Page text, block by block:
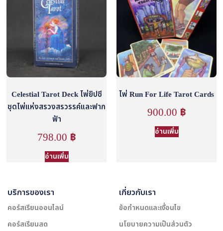
Celestial Tarot Deck ไพ่ยิปซี
ชุดไพ่แห่งสรวงสรวรรค์และฟาก
ฟ้า
798.00 ฿
อ่านเพิ่ม
ไพ่ Run For Life Tarot Cards
900.00 ฿
อ่านเพิ่ม
บริการของเรา
คอร์สเรียนออนไลน์
คอร์สเรียนสด
เกี่ยวกับเรา
ข้อกำหนดและเงื่อนไข
นโยบายความเป็นส่วนตัว